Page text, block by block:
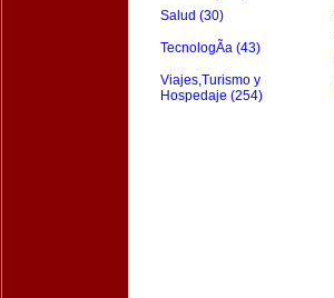
Salud (30)
TecnologÃ­a (43)
Viajes,Turismo y
Hospedaje (254)